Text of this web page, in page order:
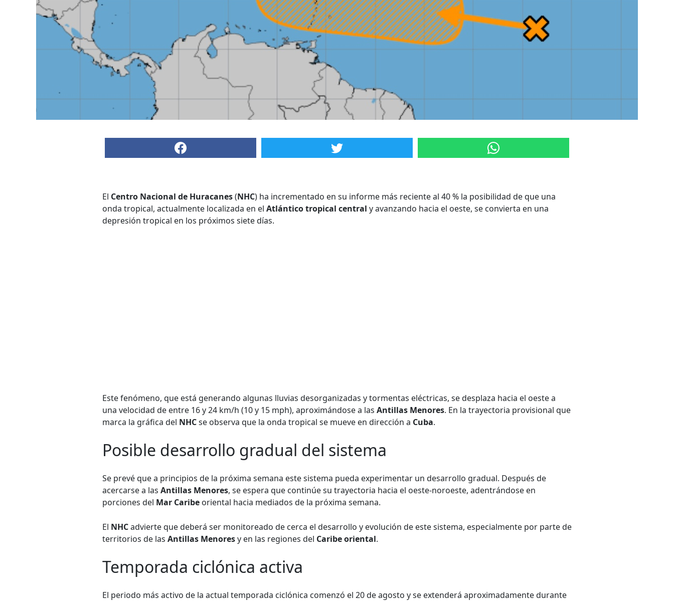
El Centro Nacional de Huracanes(NHC) ha incrementado en su informe más reciente al 40 % la posibilidad de que una
onda tropical, actualmente localizada en el Atlántico tropical central y avanzando hacia el oeste, se convierta en una
depresión tropical en los próximos siete días.
Este fenómeno, que está generando algunas lluvias desorganizadas y tormentas eléctricas, se desplaza hacia el oeste a
una velocidad de entre 16 y 24 km/h (10 y 15 mph), aproximándose a las Antillas Menores. En la trayectoria provisional que
marca la gráfica del NHCse observa que la onda tropical se mueve en dirección a Cuba.
Posible desarrollo gradual del sistema
Se prevé que a principios de la próxima semana este sistema pueda experimentar un desarrollo gradual. Después de
acercarse a las Antillas Menores, se espera que continúe su trayectoria hacia el oeste-noroeste, adentrándose en
porciones del Mar Caribe oriental hacia mediados de la próxima semana.
El NHCadvierte que deberá ser monitoreado de cerca el desarrollo y evolución de este sistema, especialmente por parte de
territorios de las Antillas Menoresy en las regiones del Caribe oriental.
Temporada ciclónica activa
El periodo más activo de la actual temporada ciclónica comenzó el 20 de agosto y se extenderá aproximadamente durante